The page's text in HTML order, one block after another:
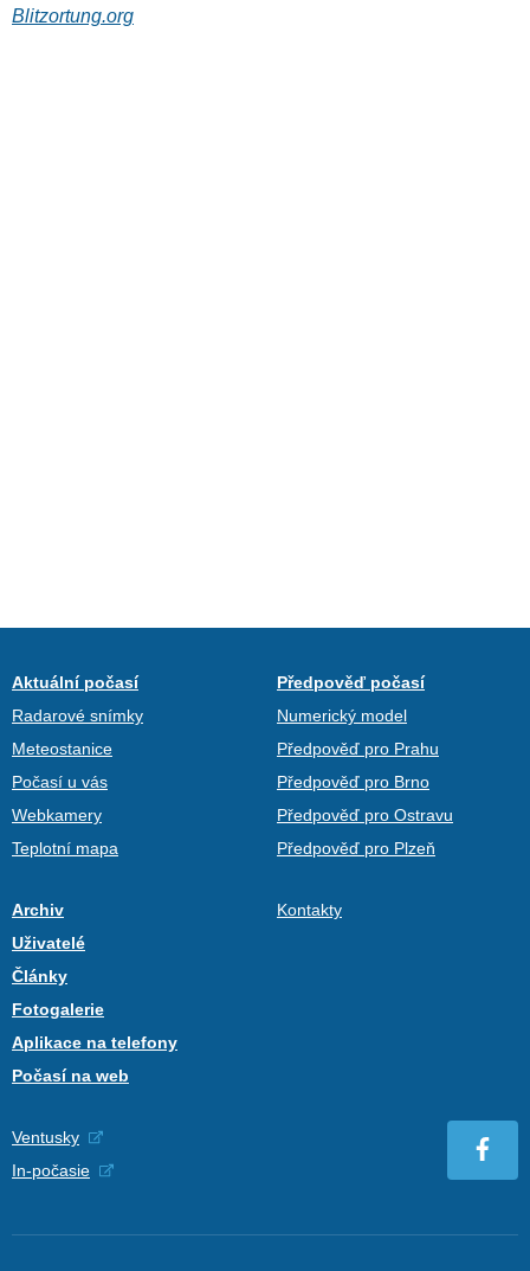
Blitzortung.org
Aktuální počasí
Radarové snímky
Meteostanice
Počasí u vás
Webkamery
Teplotní mapa
Předpověď počasí
Numerický model
Předpověď pro Prahu
Předpověď pro Brno
Předpověď pro Ostravu
Předpověď pro Plzeň
Archiv
Uživatelé
Články
Fotogalerie
Aplikace na telefony
Počasí na web
Kontakty
Ventusky
In-počasie